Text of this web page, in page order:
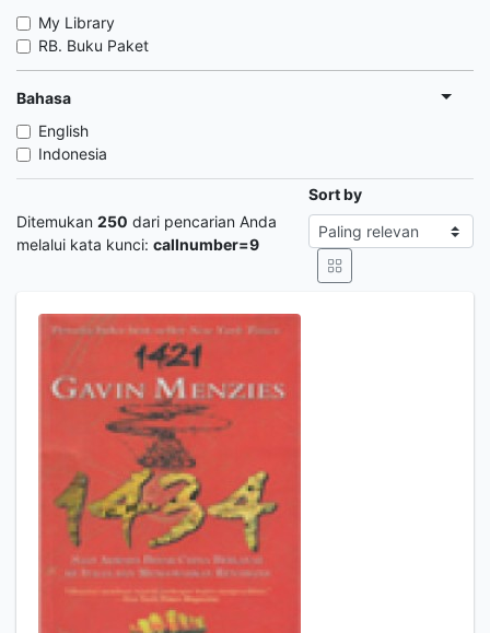
My Library
RB. Buku Paket
Bahasa
English
Indonesia
Ditemukan 250 dari pencarian Anda
melalui kata kunci: callnumber=9
Sort by